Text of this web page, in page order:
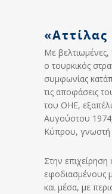
«Αττίλας
Με βελτιωμένες,
ο τουρκικός
συμφωνίας
τις αποφάσεις
του ΟΗΕ,
Αυγούστου
Κύπρου, γνωστή
Στην
εφοδιασμένους
και μέσα, με